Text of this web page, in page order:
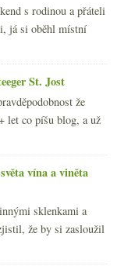
s rodinou a přáteli
já si oběhl místní
St. Jost
že
let co píšu blog, a už
vína a viněta
sklenkami a
že by si zasloužil